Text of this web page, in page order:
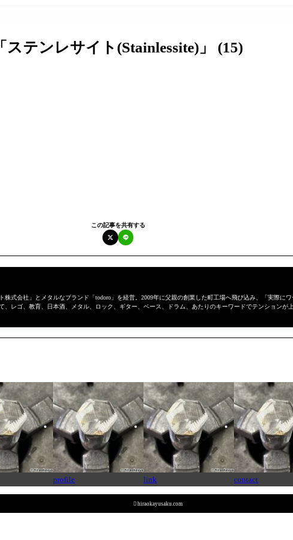
テンレサイト(Stainlessite)」 (15)
この記事を共有する
式会社」とメタルなブランド「todoro」を経営。2009年に父親の創業した町工場へ飛び込み、「実際に
レゴ、教育、日本酒、メタル、ロック、ギター、ベース、ドラム、あたりのキーワードでテンションが
profile link contact
 hiraokayusaku.com